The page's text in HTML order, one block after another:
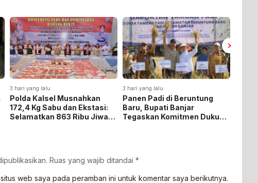
3 hari yang lalu
Panen Padi di Beruntung
Baru, Bupati Banjar
Tegaskan Komitmen Dukung
3 hari yang lalu
Pemkab Kotabaru Apresiasi
Pengabdian Mahasiswa
KKN-PPM UGM
Ruas yang wajib ditandai *
web saya pada peramban ini untuk komentar saya berikutnya.